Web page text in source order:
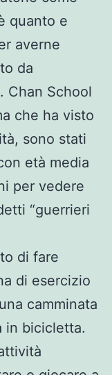
quanto e
averne
da
Chan School
che ha visto
sono stati
età media
per vedere
“guerrieri
di fare
di esercizio
camminata
in bicicletta.